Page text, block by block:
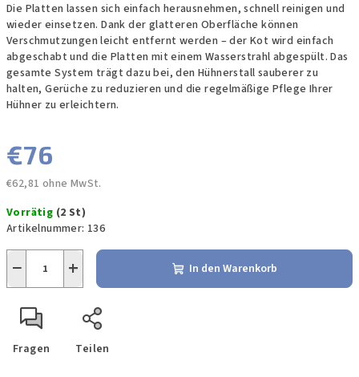
Die Platten lassen sich einfach herausnehmen, schnell reinigen und
wieder einsetzen. Dank der glatteren Oberfläche können
Verschmutzungen leicht entfernt werden – der Kot wird einfach
abgeschabt und die Platten mit einem Wasserstrahl abgespült. Das
gesamte System trägt dazu bei, den Hühnerstall sauberer zu
halten, Gerüche zu reduzieren und die regelmäßige Pflege Ihrer
Hühner zu erleichtern.
€76
€62,81 ohne MwSt.
Vorrätig (2 St)
Artikelnummer: 136
+
− In den Warenkorb
Fragen Teilen